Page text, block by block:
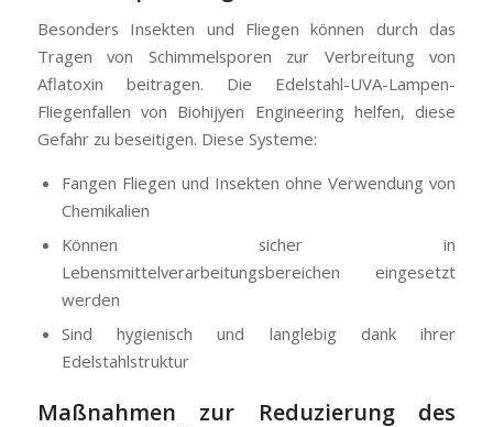
Besonders Insekten und Fliegen können durch das
Tragen von Schimmelsporen zur Verbreitung von
Aflatoxin beitragen. Die Edelstahl-UVA-Lampen-
Fliegenfallen von Biohijyen Engineering helfen, diese
Gefahr zu beseitigen. Diese Systeme:
Fangen Fliegen und Insekten ohne Verwendung von
Chemikalien
Können sicher in
Lebensmittelverarbeitungsbereichen eingesetzt
werden
Sind hygienisch und langlebig dank ihrer
Edelstahlstruktur
Maßnahmen zur Reduzierung des